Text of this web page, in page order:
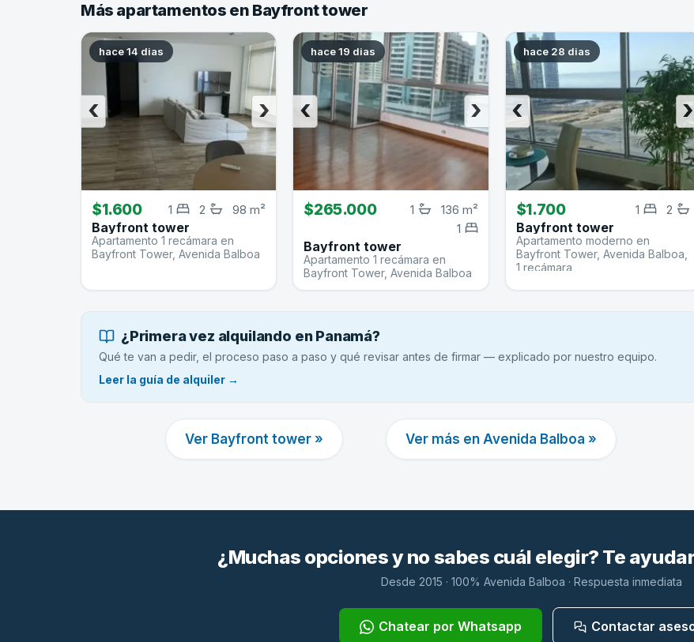
Más apartamentos en Bayfront tower
hace 14 dias
›
‹
$1.600 98 m²
2
1
Bayfront tower
Apartamento 1 recámara en
Bayfront Tower, Avenida Balboa
hace 19 dias
›
‹
$265.000 136 m²
1
1
Bayfront tower
Apartamento 1 recámara en
Bayfront Tower, Avenida Balboa
hace 28 dias
›
‹
$1.700 2
1
Bayfront tower
Apartamento moderno en
Bayfront Tower, Avenida Balboa,
1 recámara
¿Primera vez alquilando en Panamá?
Qué te van a pedir, el proceso paso a paso y qué revisar antes de firmar — explicado por nuestro equipo.
Leer la guía de alquiler →
Ver Bayfront tower » Ver más en Avenida Balboa »
¿Muchas opciones y no sabes cuál elegir? Te
Desde 2015 · 100% Avenida Balboa · Respuesta inmediata
Chatear por Whatsapp Contactar